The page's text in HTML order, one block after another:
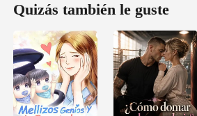
Quizás también le guste